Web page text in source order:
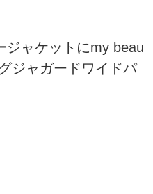
ジャケットにmy beau
ジャガードワイドパ